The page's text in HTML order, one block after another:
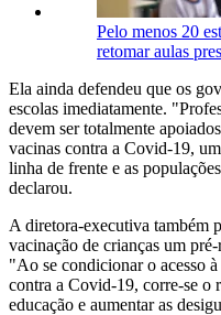
Pelo menos 20
retomar aulas
Ela ainda defendeu que os
escolas imediatamente.
devem ser totalmente
vacinas contra a Covid-19,
linha de frente e as
declarou.
A diretora-executiva também
vacinação de crianças um
"Ao se condicionar o acesso
contra a Covid-19, corre-se o
educação e aumentar as